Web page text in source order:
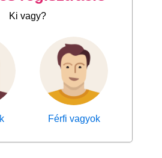
Ki vagy?
Férfi vagyok